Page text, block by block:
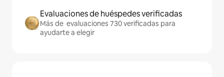
Evaluaciones de huéspedes verificadas
Más de evaluaciones 730 verificadas para
ayudarte a elegir